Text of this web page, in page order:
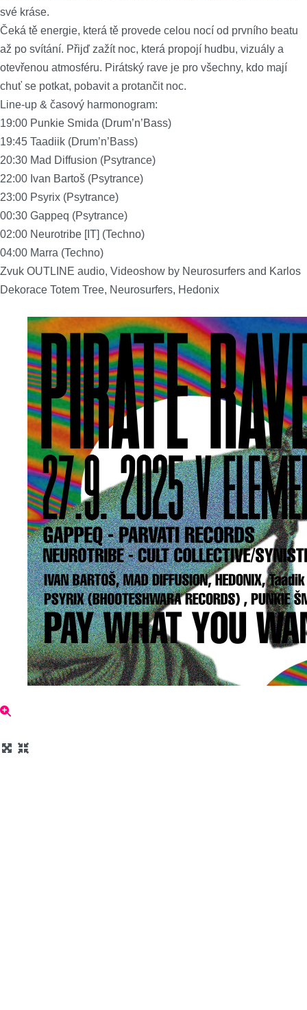
své kráse.
Čeká tě energie, která tě provede celou nocí od prvního beatu
až po svítání. Přijď zažít noc, která propojí hudbu, vizuály a
otevřenou atmosféru. Pirátský rave je pro všechny, kdo mají
chuť se potkat, pobavit a protančit noc.
Line-up & časový harmonogram:
19:00 Punkie Smida (Drum’n’Bass)
19:45 Taadiik (Drum’n’Bass)
20:30 Mad Diffusion (Psytrance)
22:00 Ivan Bartoš (Psytrance)
23:00 Psyrix (Psytrance)
00:30 Gappeq (Psytrance)
02:00 Neurotribe [IT] (Techno)
04:00 Marra (Techno)
Zvuk OUTLINE audio, Videoshow by Neurosurfers and Karlos
Dekorace Totem Tree, Neurosurfers, Hedonix